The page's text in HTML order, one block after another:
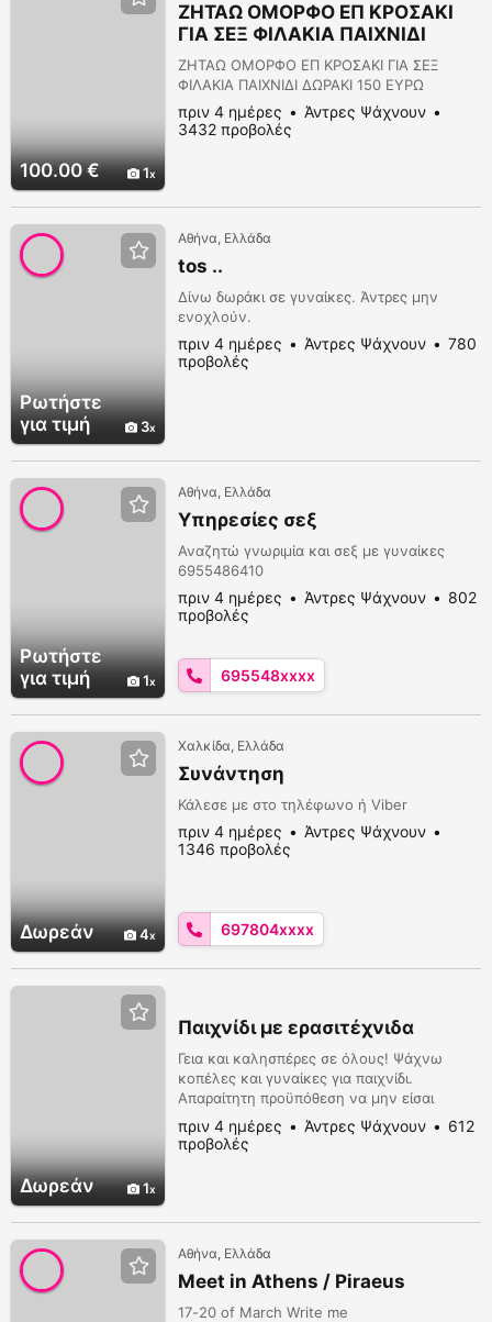
100.00 € 1
ΖΗΤΑΩ ΟΜΟΡΦΟ ΕΠ ΚΡΟΣΑΚΙ
ΓΙΑ ΣΕΞ ΦΙΛΑΚΙΑ ΠΑΙΧΝΙΔΙ
ΔΩΡΑΚΙ 150ΕΥΡΩ
ΖΗΤΑΩ ΟΜΟΡΦΟ ΕΠ ΚΡΟΣΑΚΙ ΓΙΑ ΣΕΞ
ΦΙΛΑΚΙΑ ΠΑΙΧΝΙΔΙ ΔΩΡΑΚΙ 150 ΕΥΡΩ
πριν 4 ημέρες
Άντρες Ψάχνουν
3432 προβολές
Ρωτήστε
για τιμή
3
Αθήνα, Ελλάδα
tos ..
Δίνω δωράκι σε γυναίκες. Άντρες μην
ενοχλούν.
πριν 4 ημέρες Άντρες Ψάχνουν
780
προβολές
Ρωτήστε
για τιμή
1
Αθήνα, Ελλάδα
Υπηρεσίες σεξ
Αναζητώ γνωριμία και σεξ με γυναίκες
6955486410
πριν 4 ημέρες Άντρες Ψάχνουν
802
προβολές
695548xxxx
Δωρεάν 4
Χαλκίδα, Ελλάδα
Συνάντηση
Κάλεσε με στο τηλέφωνο ή Viber
πριν 4 ημέρες
Άντρες Ψάχνουν
1346 προβολές
697804xxxx
Δωρεάν 1
Παιχνίδι με ερασιτέχνιδα
Γεια και καλησπέρες σε όλους! Ψάχνω
κοπέλες και γυναίκες για παιχνίδι.
Απαραίτητη προϋπόθεση να μην είσαι
επαγγελματίας, παρά να γουστάρεις την
φάση ραντεβού στα τυφλά με έναν ,
άγνωστο, και ότι προκύψει, σαφώς με
πριν 4 ημέρες Άντρες Ψάχνουν
612
προβολές
Αθήνα, Ελλάδα
Meet in Athens / Piraeus
17-20 of March Write me